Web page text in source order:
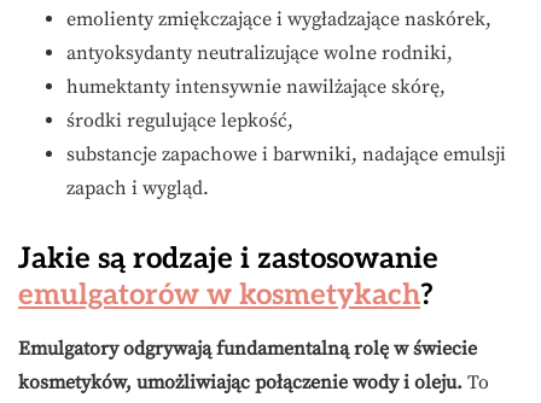
emolienty zmiękczające i wygładzające naskórek,
antyoksydanty neutralizujące wolne rodniki,
humektanty intensywnie nawilżające skórę,
środki regulujące lepkość,
substancje zapachowe i barwniki, nadające emulsji
zapach i wygląd.
Jakie są rodzaje i zastosowanie
emulgatorów w kosmetykach?
Emulgatory odgrywają fundamentalną rolę w świecie
kosmetyków, umożliwiając połączenie wody i oleju. To